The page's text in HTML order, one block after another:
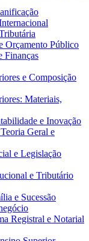
Orçamento Público
Finanças
e Composição
Materiais,
e Inovação
Geral e
e Legislação
e Tributário
e Sucessão
Registral e Notarial